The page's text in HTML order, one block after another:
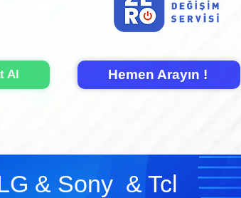
Al Hemen Arayın !
& Sony & Tcl